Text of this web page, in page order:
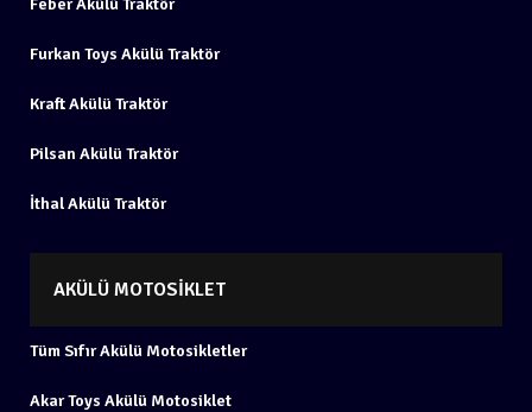
Feber Akülü Traktör
Furkan Toys Akülü Traktör
Kraft Akülü Traktör
Pilsan Akülü Traktör
İthal Akülü Traktör
AKÜLÜ MOTOSIKLET
Tüm Sıfır Akülü Motosikletler
Akar Toys Akülü Motosiklet